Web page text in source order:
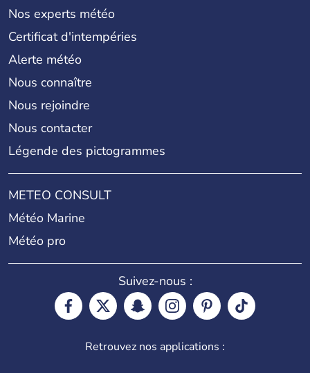
Nos experts météo
Certificat d'intempéries
Alerte météo
Nous connaître
Nous rejoindre
Nous contacter
Légende des pictogrammes
METEO CONSULT
Météo Marine
Météo pro
Suivez-nous :
Retrouvez nos applications :